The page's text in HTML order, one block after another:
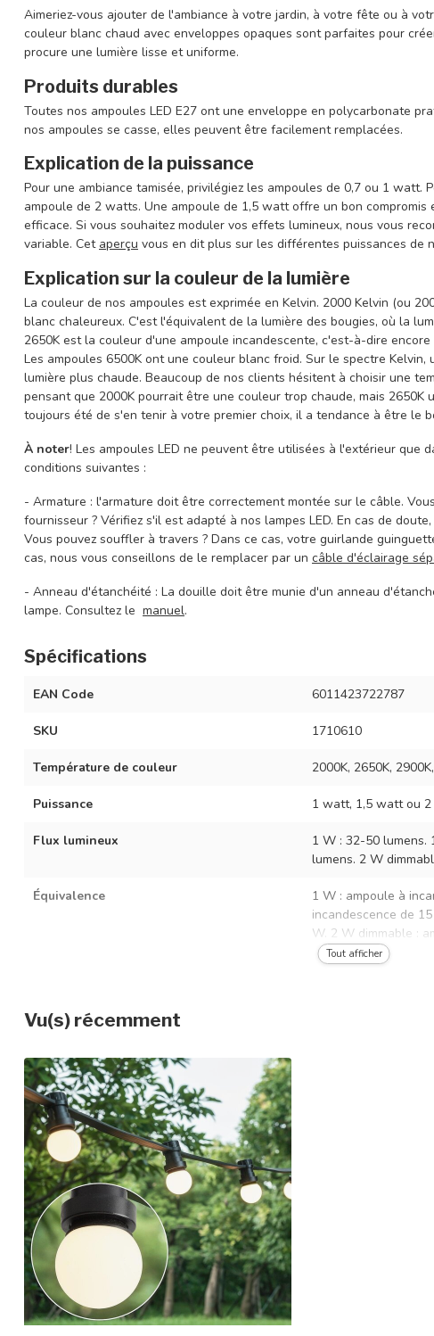
Aimeriez-vous ajouter de l'ambiance à votre jardin, à votre fête ou à
couleur blanc chaud avec enveloppes opaques sont parfaites pour
procure une lumière lisse et uniforme.
Produits durables
Toutes nos ampoules LED E27 ont une enveloppe en polycarbonate
nos ampoules se casse, elles peuvent être facilement remplacées.
Explication de la puissance
Pour une ambiance tamisée, privilégiez les ampoules de 0,7 ou 1 watt.
ampoule de 2 watts. Une ampoule de 1,5 watt offre un bon compromis
efficace. Si vous souhaitez moduler vos effets lumineux, nous vous
variable. Cet aperçu vous en dit plus sur les différentes puissances de
Explication sur la couleur de la lumière
La couleur de nos ampoules est exprimée en Kelvin. 2000 Kelvin (ou
blanc chaleureux. C'est l'équivalent de la lumière des bougies, où la
2650K est la couleur d'une ampoule incandescente, c'est-à-dire
Les ampoules 6500K ont une couleur blanc froid. Sur le spectre
lumière plus chaude. Beaucoup de nos clients hésitent à choisir une
pensant que 2000K pourrait être une couleur trop chaude, mais
toujours été de s'en tenir à votre premier choix, il a tendance à être le
À noter! Les ampoules LED ne peuvent être utilisées à l'extérieur que
conditions suivantes :
- Armature : l'armature doit être correctement montée sur le câble.
fournisseur ? Vérifiez s'il est adapté à nos lampes LED. En cas de
Vous pouvez souffler à travers ? Dans ce cas, votre guirlande
cas, nous vous conseillons de le remplacer par un câble d'éclairage
- Anneau d'étanchéité : La douille doit être munie d'un anneau
lampe. Consultez le manuel.
Spécifications
EAN Code 6011423722787
SKU 1710610
Température de couleur 2000K, 2650K,
Puissance 1 watt, 1,5 watt ou
Flux lumineux
1 W : 32-50 lumens.
lumens. 2 W
Équivalence
1 W : ampoule à
incandescence de
W. 2 W dimmable :
Selon le choix
Temps d'allumage
Douille
Diffuseur
Matériau du diffuseur
Indice de protection
Tout afficher
Vu(s) récemment